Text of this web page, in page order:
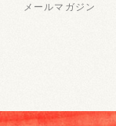
メールマガジン